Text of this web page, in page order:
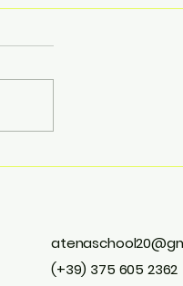
(+39) 375 605 2362